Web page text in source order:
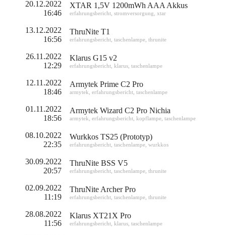
20.12.2022
16:46
XTAR 1,5V 1200mWh AAA Akkus
erfahrungsbericht, stromversorgung xtar
13.12.2022
16:56
ThruNite T1
erfahrungsbericht, taschenlampe, thrunite
26.11.2022
12:29
Klarus G15 v2
erfahrungsbericht, klarus, taschenlampe
12.11.2022
18:46
Armytek Prime C2 Pro
armytek erfahrungsbericht, taschenlampe
01.11.2022
18:56
Armytek Wizard C2 Pro Nichia
armytek erfahrungsbericht, kopflampe, taschenlampe
08.10.2022
22:35
Wurkkos TS25 (Prototyp)
erfahrungsbericht, taschenlampe, wurkkos
30.09.2022
20:57
ThruNite BSS V5
erfahrungsbericht, taschenlampe, thrunite
02.09.2022
11:19
ThruNite Archer Pro
erfahrungsbericht, taschenlampe, thrunite
28.08.2022
11:56
Klarus XT21X Pro
erfahrungsbericht, klarus, taschenlampe